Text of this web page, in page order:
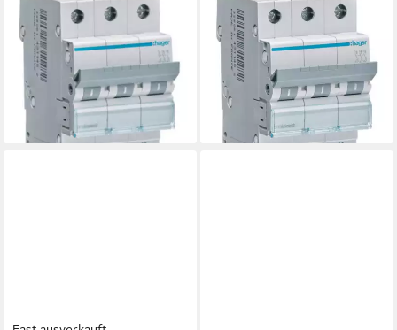
Schalter Hager MCN316
Leitungsschutzschalter 3polig
16 A
ab 51,56 €
lieferbar - in 2-3 Werktagen bei dir
Schalter Hager MCN320
MCN320
Leitungsschutzschalter
3phasig 20 A
ab 63,89 €
lieferbar - in 2-3 Werktagen bei dir